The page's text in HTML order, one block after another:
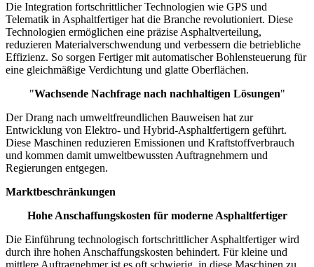
Die Integration fortschrittlicher Technologien wie GPS und
Telematik in Asphaltfertiger hat die Branche revolutioniert. Diese
Technologien ermöglichen eine präzise Asphaltverteilung,
reduzieren Materialverschwendung und verbessern die betriebliche
Effizienz. So sorgen Fertiger mit automatischer Bohlensteuerung für
eine gleichmäßige Verdichtung und glatte Oberflächen.
"Wachsende Nachfrage nach nachhaltigen Lösungen"
Der Drang nach umweltfreundlichen Bauweisen hat zur
Entwicklung von Elektro- und Hybrid-Asphaltfertigern geführt.
Diese Maschinen reduzieren Emissionen und Kraftstoffverbrauch
und kommen damit umweltbewussten Auftragnehmern und
Regierungen entgegen.
Marktbeschränkungen
Hohe Anschaffungskosten für moderne Asphaltfertiger
Die Einführung technologisch fortschrittlicher Asphaltfertiger wird
durch ihre hohen Anschaffungskosten behindert. Für kleine und